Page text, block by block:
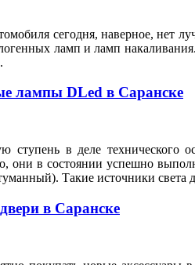
сегодня, наверное, нет
ламп и ламп
лампы DLed в Саранске
ступень в деле технического
они в состоянии успешно
Такие источники
в Саранске